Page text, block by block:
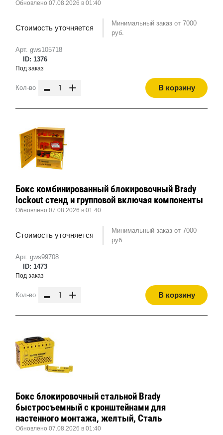
Арт. gws105718
ID: 1376
Обновлено 07.08.2026 в 01:40
Стоимость уточняется
Минимальный заказ от 7000
руб.
Под заказ
Кол-во - + В корзину
Арт. gws99708
ID: 1473
Бокс комбинированный блокировочный Brady
lockout стенд и групповой включая компоненты
Обновлено 07.08.2026 в 01:40
Стоимость уточняется
Минимальный заказ от 7000
руб.
Под заказ
Кол-во - + В корзину
Бокс блокировочный стальной Brady
быстросъемный с кронштейнами для
настенного монтажа, желтый, Сталь
Обновлено 07.08.2026 в 01:40